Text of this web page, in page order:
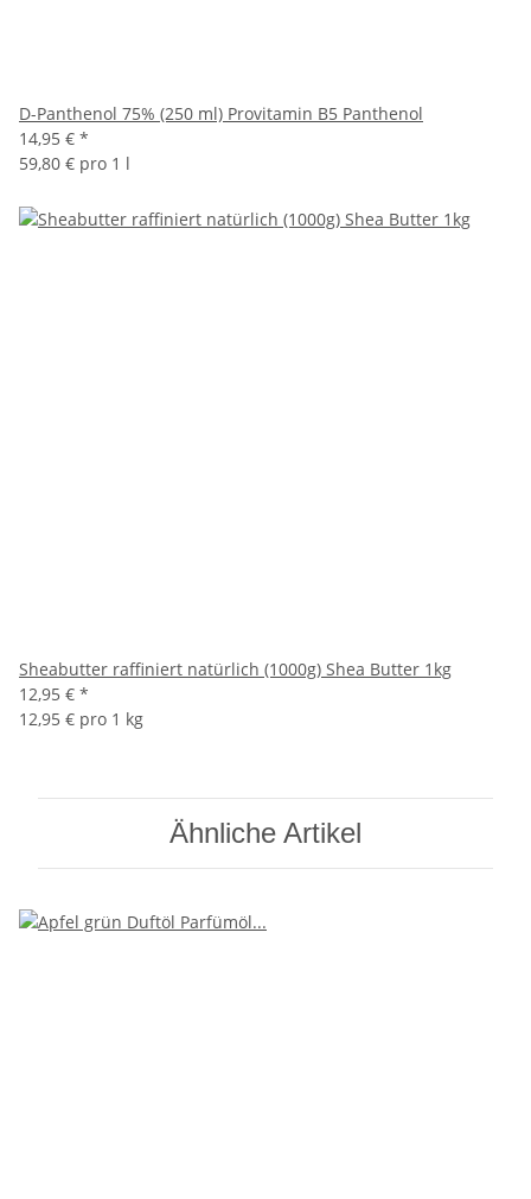
D-Panthenol 75% (250 ml) Provitamin B5 Panthenol
14,95 € *
59,80 € pro 1 l
Sheabutter raffiniert natürlich (1000g) Shea Butter 1kg
12,95 € *
12,95 € pro 1 kg
Ähnliche Artikel